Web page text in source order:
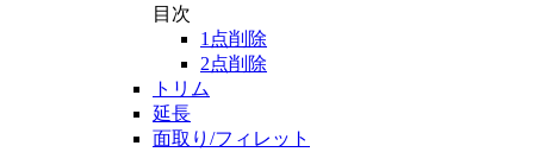
目次
1点削除
2点削除
トリム
延長
面取り/フィレット